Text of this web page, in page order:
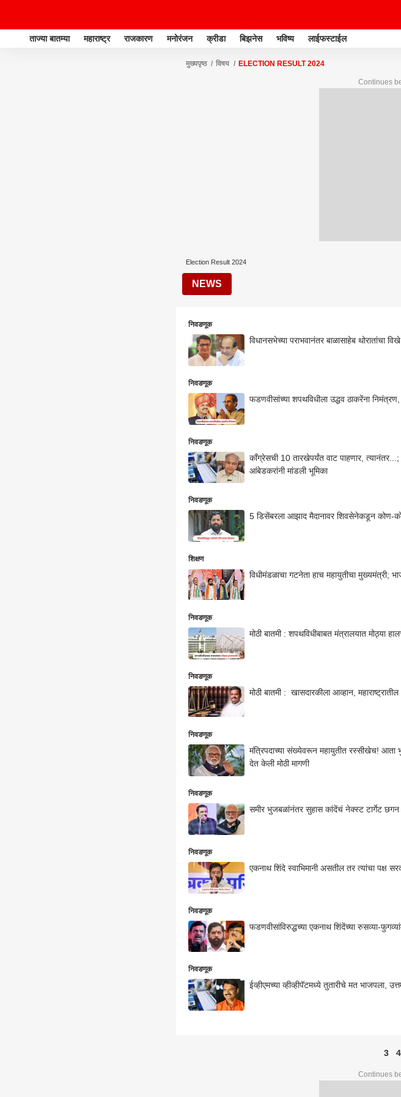
ताज्या बातम्या महाराष्ट्र राजकारण मनोरंजन क्रीडा बिझनेस भविष्य लाईफस्टाईल
मुख्यपृष्ठ विषय ELECTION RESULT 2024
Continues
Election Result 2024
NEWS
निवडणूक
विधानसभेच्या पराभवानंतर बाळासाहेब थोरातांचा
निवडणूक
फडणवीसांच्या शपथविधीला उद्धव ठाकरेंना
निवडणूक
काँग्रेसची 10 तारखेपर्यंत वाट पाहणार,
आंबेडकरांनी मांडली भूमिका
निवडणूक
5 डिसेंबरला आझाद मैदानावर शिवसेनेकडून कोण-
शिक्षण
विधीमंडळाचा गटनेता हाच महायुतीचा मुख्यमंत्री;
निवडणूक
मोठी बातमी : शपथविधीबाबत मंत्रालयात मोठ्या
निवडणूक
मोठी बातमी : खासदारकीला आव्हान,
निवडणूक
मंत्रि‍पदाच्या संख्येवरून महायुतीत रस्सीखेच! आता
देत केली मोठी मागणी
निवडणूक
समीर भुजबळांनंतर सुहास कांदेंचं नेक्स्ट टार्गेट छगन
निवडणूक
एकनाथ शिंदे स्वाभिमानी असतील तर त्यांचा पक्ष
निवडणूक
फडणवीसांविरुद्धच्या एकनाथ शिंदेंच्या रुसव्या-
निवडणूक
ईव्हीएमच्या व्हीव्हीपॅटमध्ये तुतारीचे मत भाजपला,
3 4
Continues